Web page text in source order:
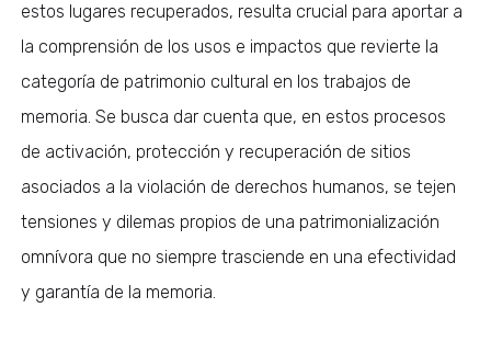
estos lugares recuperados, resulta crucial para aportar a
la comprensión de los usos e impactos que revierte la
categoría de patrimonio cultural en los trabajos de
memoria. Se busca dar cuenta que, en estos procesos
de activación, protección y recuperación de sitios
asociados a la violación de derechos humanos, se tejen
tensiones y dilemas propios de una patrimonialización
omnívora que no siempre trasciende en una efectividad
y garantía de la memoria.